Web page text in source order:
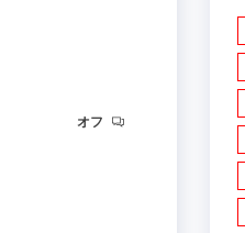
オフ